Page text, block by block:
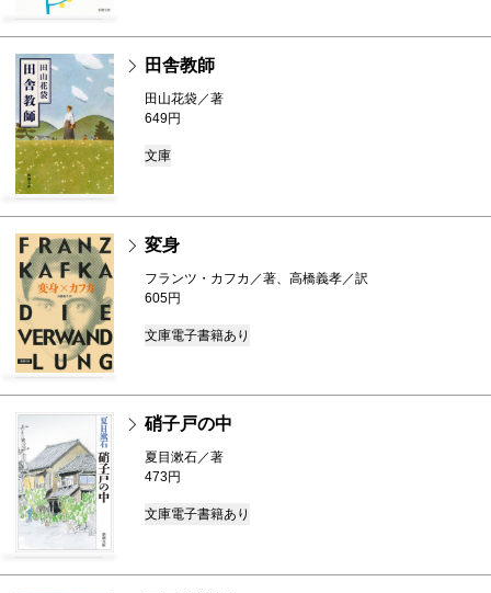
田舎教師
田山花袋／著
649円
文庫
変身
フランツ・カフカ／著、高橋義孝／訳
605円
文庫電子書籍あり
硝子戸の中
夏目漱石／著
473円
文庫電子書籍あり